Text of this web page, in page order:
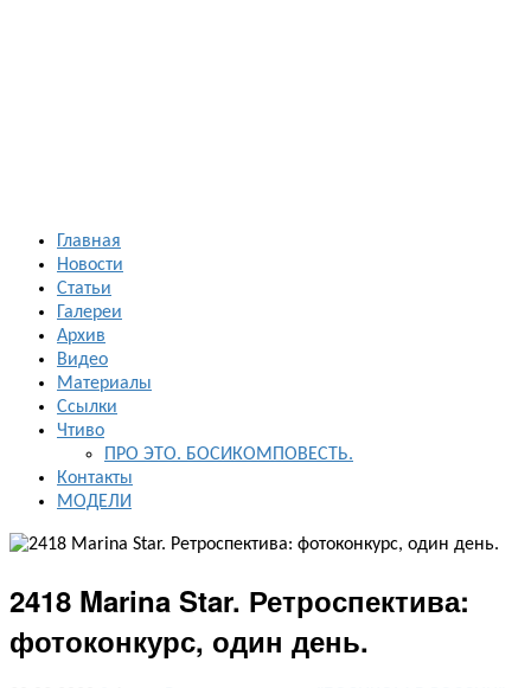
Главная
Новости
Статьи
Галереи
Архив
Видео
Материалы
Ссылки
Чтиво
ПРО ЭТО. БОСИКОМПОВЕСТЬ.
Контакты
МОДЕЛИ
2418 Marina Star. Ретроспектива:
фотоконкурс, один день.